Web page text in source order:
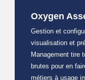
Oxygen
Gestion et
visualisation et
Management tire
brutes pour en
métiers à usage